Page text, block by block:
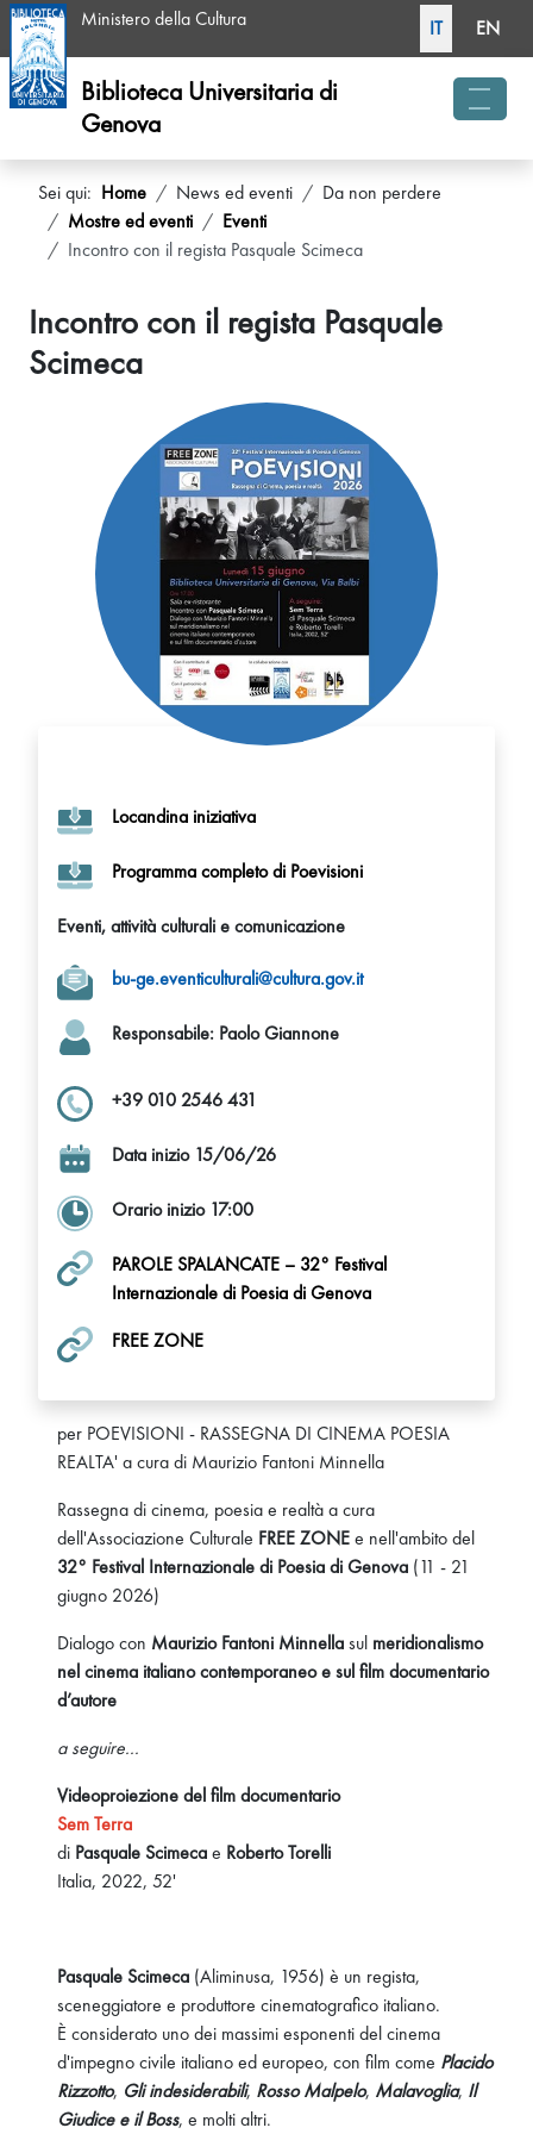
Ministero della Cultura Seleziona la tua
IT EN
Biblioteca Universitaria di
Genova
menu
Sei qui: Home News ed eventi
Da non perdere
Mostre ed eventi
Eventi
Incontro con il regista Pasquale Scimeca
Incontro con il regista Pasquale
Scimeca
Locandina iniziativa
Programma completo di Poevisioni
Eventi, attività culturali e comunicazione
bu-ge.eventiculturali@cultura.gov.it
Responsabile: Paolo Giannone
+39 010 2546 431
Data inizio 15/06/26
Orario inizio 17:00
PAROLE SPALANCATE – 32° Festival
Internazionale di Poesia di Genova
FREE ZONE
per POEVISIONI - RASSEGNA DI CINEMA POESIA
REALTA' a cura di Maurizio Fantoni Minnella
Rassegna di cinema, poesia e realtà a cura
dell'Associazione Culturale FREE ZONEe nell'ambito del
32° Festival Internazionale di Poesia di Genova (11 - 21
giugno 2026)
Dialogo con Maurizio Fantoni Minnellasul meridionalismo
nel cinema italiano contemporaneo e sul film documentario
d’autore
a seguire...
Videoproiezione del film documentario
Sem Terra
di Pasquale Scimecae Roberto Torelli
Italia, 2022, 52'
Pasquale Scimeca (Aliminusa, 1956) è un regista,
sceneggiatore e produttore cinematografico italiano.
È considerato uno dei massimi esponenti del cinema
d'impegno civile italiano ed europeo, con film come Placido
Rizzotto, Gli indesiderabili, Rosso Malpelo, Malavoglia, Il
Giudice e il Boss, e molti altri.